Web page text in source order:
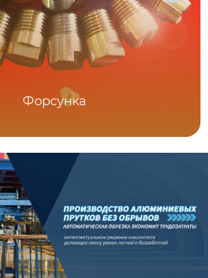
Форсунка